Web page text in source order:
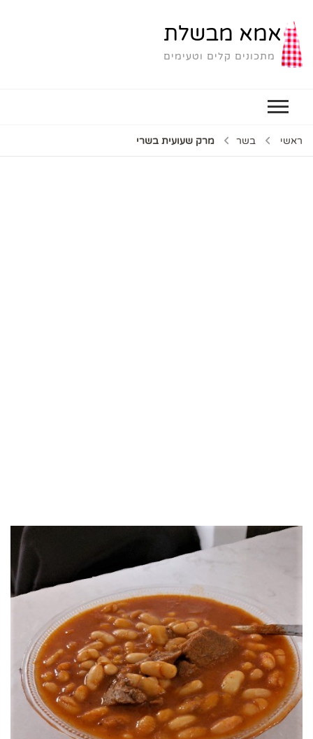
אמא מבשלת
מתכונים קלים וטעימים
ראשי בשר מרק שעועית בשרי